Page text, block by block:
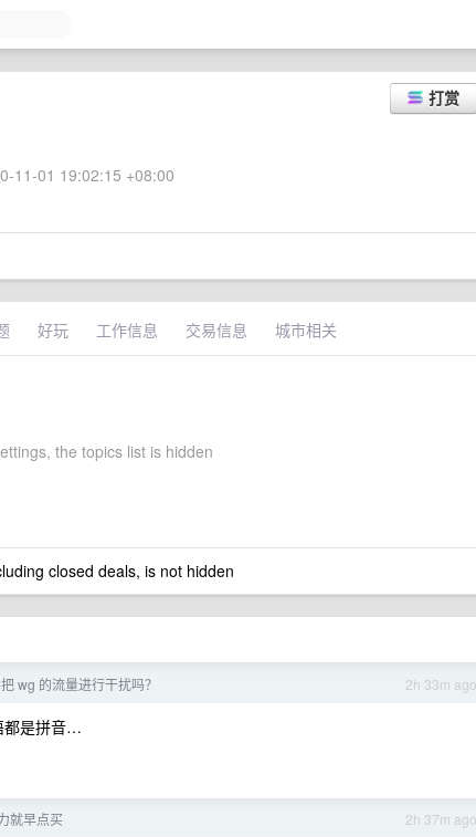
打赏
11-01 19:02:15 +08:00
好玩 工作信息 交易信息 城市相关
the topics list is hidden
closed deals, is not hidden
2h 33m ago
wg 的流量进行干扰吗？
都是拼音…
2h 37m ago
就早点买